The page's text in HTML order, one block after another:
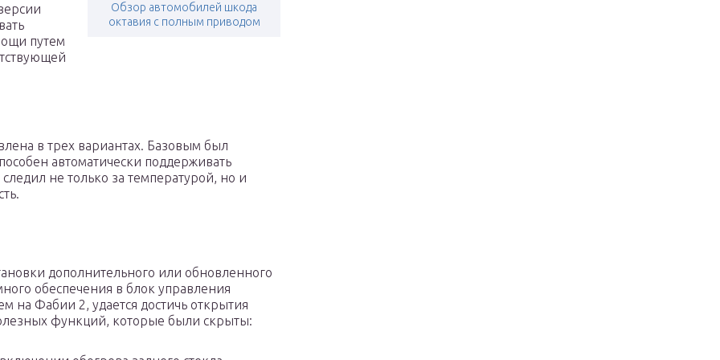
Обзор автомобилей шкода
октавия с полным приводом
путем
в трех вариантах. Базовым был
автоматически поддерживать
не только за температурой, но и
дополнительного или обновленного
обеспечения в блок управления
на Фабии 2, удается достичь открытия
функций, которые были скрыты: